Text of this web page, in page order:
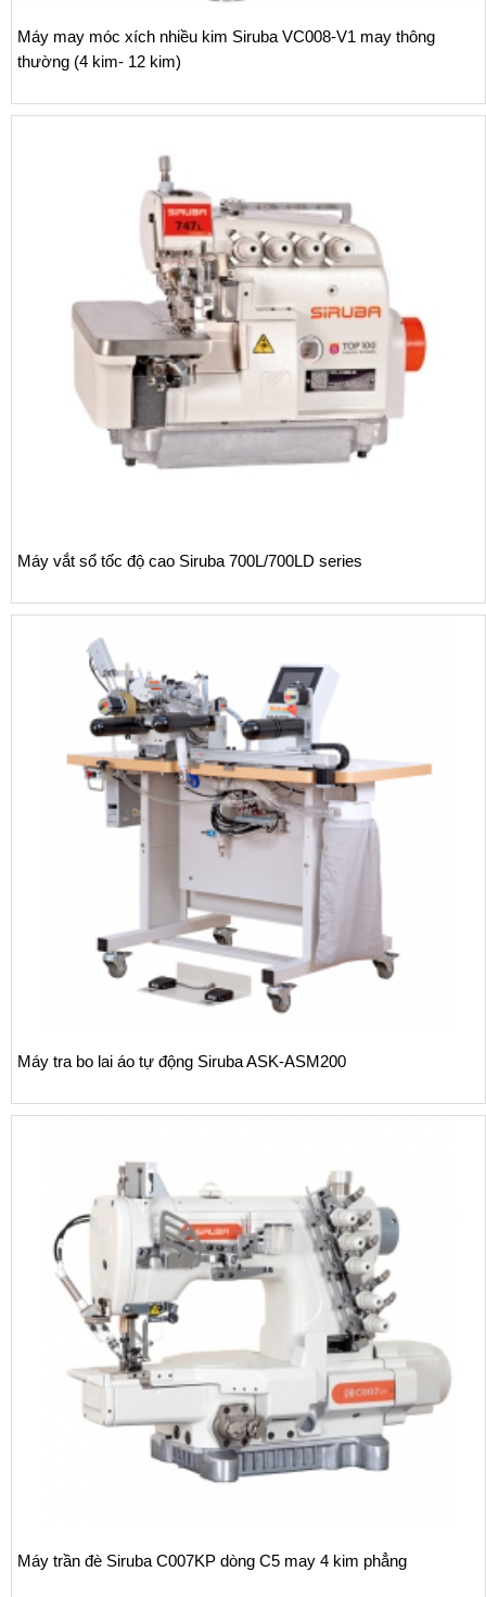
Máy may móc xích nhiều kim Siruba VC008-V1 may thông
thường (4 kim- 12 kim)
Máy vắt sổ tốc độ cao Siruba 700L/700LD series
Máy tra bo lai áo tự động Siruba ASK-ASM200
Máy trần đè Siruba C007KP dòng C5 may 4 kim phẳng